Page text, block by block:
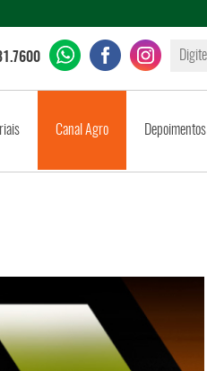
Canal Agro Depoimentos